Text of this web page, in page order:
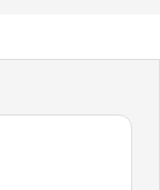
ュー: 969